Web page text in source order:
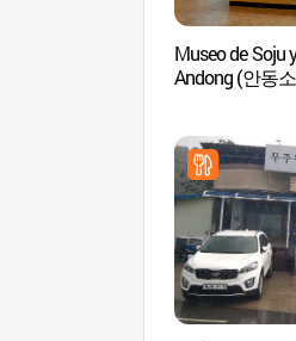
Museo de Soju
Andong (안동